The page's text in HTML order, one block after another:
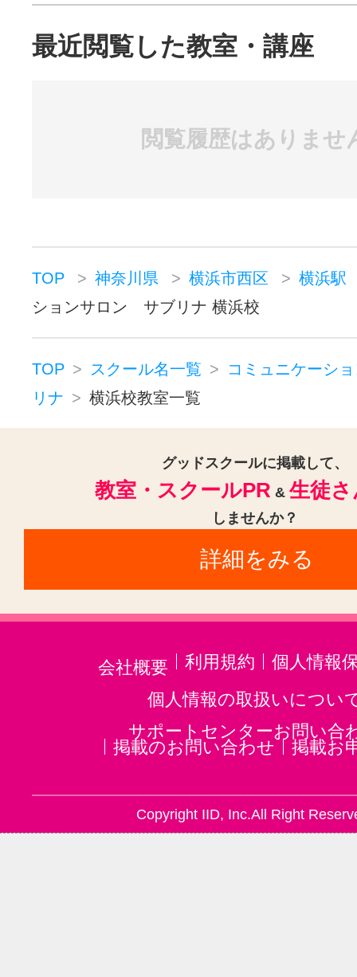
最近閲覧した教室・講座
閲覧履歴はありませ
TOP 神奈川県 横浜市西区
横浜駅
ションサロン サブリナ 横浜校
TOP スクール名一覧
コミュニケーシ
リナ
横浜校教室一覧
グッドスクールに掲載して、
教室・スクールPR & 生徒
しませんか？
詳細をみる
会社概要 利用規約
個人情報
個人情報の取扱いについ
サポートセンターお問い合
掲載のお問い合わせ
掲載お
Copyright IID, Inc.All Right